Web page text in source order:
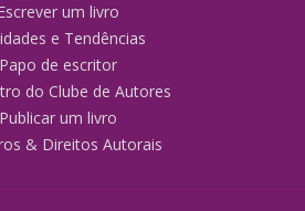
um livro
e Tendências
Papo de escritor
do Clube de Autores
Publicar um livro
& Direitos Autorais